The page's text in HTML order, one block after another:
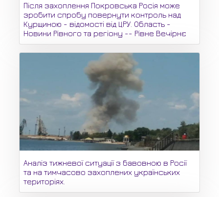
Після захоплення Покровська Росія може
зробити спробу повернути контроль над
Курщиною - відомості від ЦРУ. Область -
Новини Рівного та регіону -- Рівне Вечірнє
Аналіз тижневої ситуації з бавовною в Росії
та на тимчасово захоплених українських
територіях.